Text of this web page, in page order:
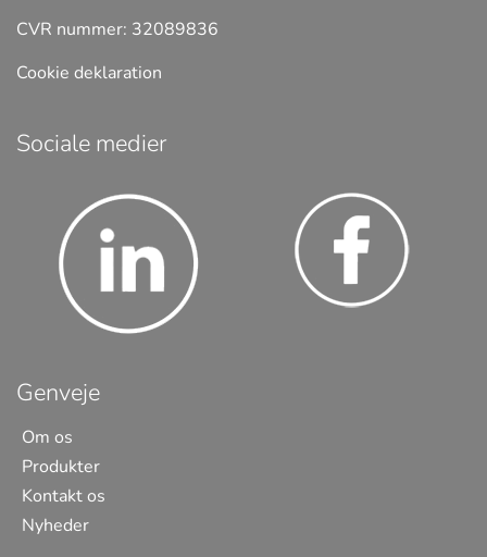
CVR nummer: 32089836
Cookie deklaration
Sociale medier
Genveje
Om os
Produkter
Kontakt os
Nyheder